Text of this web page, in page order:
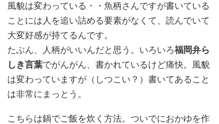
風貌は変わっている・・魚柄さんですが書いている
ことには人を追い詰める要素がなくて、読んでいて
大変好感が持てるんです。
たぶん、人柄がいいんだと思う。いろいろ福岡弁ら
しき言葉でがんがん、書かれているけど痛快。風貌
は変わっていますが（しつこい？）書いてあること
は非常にまっとう。
こちらは鍋でご飯を炊く方法。ついでにおかゆを作